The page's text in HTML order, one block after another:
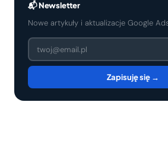
📬 Newsletter
Nowe artykuły i aktualizacje Google
Zapisuję się →